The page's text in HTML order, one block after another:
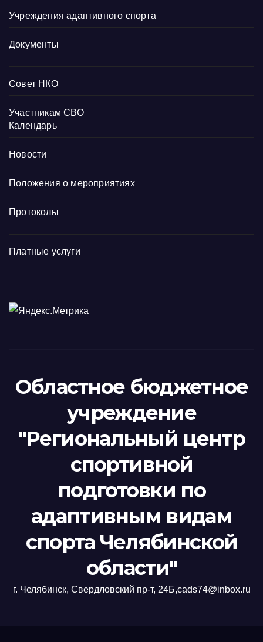
Учреждения адаптивного спорта
Документы
Совет НКО
Участникам СВО
Календарь
Новости
Положения о мероприятиях
Протоколы
Платные услуги
Областное бюджетное
учреждение
"Региональный центр
спортивной
подготовки по
адаптивным видам
спорта Челябинской
области"
г. Челябинск, Свердловский пр-т, 24Б,cads74@inbox.ru